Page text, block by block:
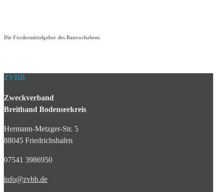
Die Fördermittelgeber des Bauvorhabens
ZVBB
Zweckverband
Breitband Bodenseekreis
Hermann-Metzger-Str. 5
88045 Friedrichshafen
07541 3986950
info@zvbb.de